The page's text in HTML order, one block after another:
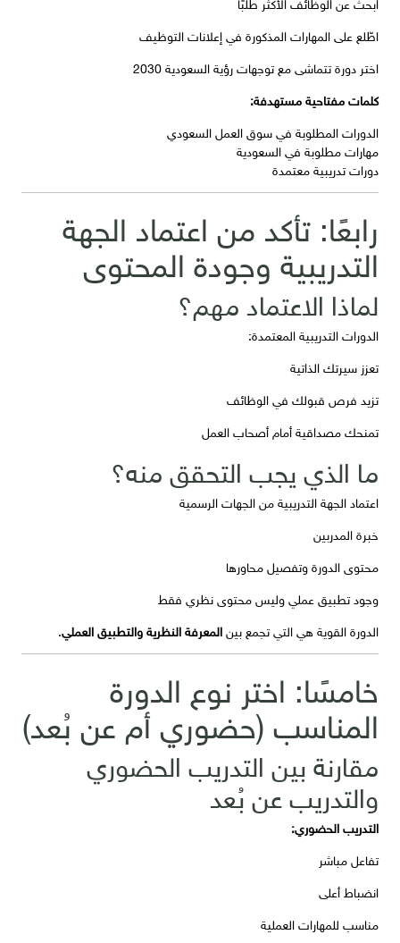
اطّلع على المهارات المذكورة في إعلانات التوظيف
اختر دورة تتماشى مع توجهات رؤية السعودية 2030
كلمات مفتاحية مستهدفة:
الدورات المطلوبة في سوق العمل السعودي
مهارات مطلوبة في السعودية
دورات تدريبية معتمدة
رابعًا: تأكد من اعتماد الجهة
التدريبية وجودة المحتوى
لماذا الاعتماد مهم؟
الدورات التدريبية المعتمدة:
تعزز سيرتك الذاتية
تزيد فرص قبولك في الوظائف
تمنحك مصداقية أمام أصحاب العمل
ما الذي يجب التحقق منه؟
اعتماد الجهة التدريبية من الجهات الرسمية
خبرة المدربين
محتوى الدورة وتفصيل محاورها
وجود تطبيق عملي وليس محتوى نظري فقط
الدورة القوية هي التي تجمع بينالمعرفة النظرية والتطبيق العملي.
خامسًا: اختر نوع الدورة
المناسب (حضوري أم عن بُعد)
مقارنة بين التدريب الحضوري
والتدريب عن بُعد
التدريب الحضوري:
تفاعل مباشر
انضباط أعلى
مناسب للمهارات العملية